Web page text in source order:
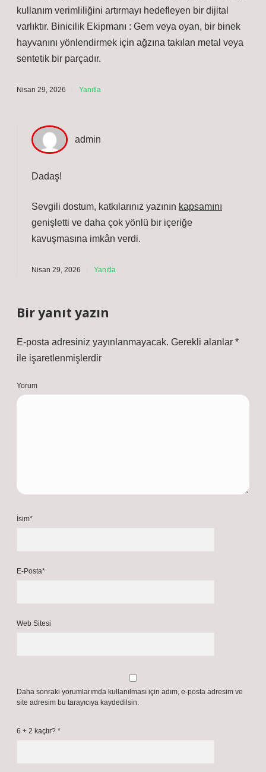
kullanım verimliliğini artırmayı hedefleyen bir dijital
varlıktır. Binicilik Ekipmanı : Gem veya oyan, bir binek
hayvanını yönlendirmek için ağzına takılan metal veya
sentetik bir parçadır.
Nisan 29, 2026 Yanıtla
Dadaş!
Sevgili dostum, katkılarınız yazının kapsamını
genişletti ve daha çok yönlü bir içeriğe
kavuşmasına imkân verdi.
Nisan 29, 2026 Yanıtla
Bir yanıt yazın
E-posta adresiniz yayınlanmayacak. Gerekli alanlar *
ile işaretlenmişlerdir
Yorum
İsim*
E-Posta*
Web Sitesi
Daha sonraki yorumlarımda kullanılması için adım, e-posta adresim ve
site adresim bu tarayıcıya kaydedilsin.
6 + 2 kaçtır? *